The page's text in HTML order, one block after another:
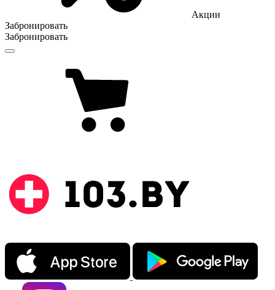
Акции
Забронировать
Забронировать